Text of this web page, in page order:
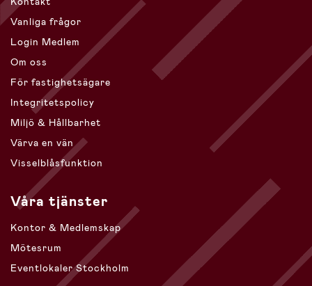
Vanliga frågor
Login Medlem
Om oss
För fastighetsägare
Integritetspolicy
Miljö & Hållbarhet
Värva en vän
Visselblåsfunktion
Våra tjänster
Kontor & Medlemskap
Mötesrum
Eventlokaler Stockholm